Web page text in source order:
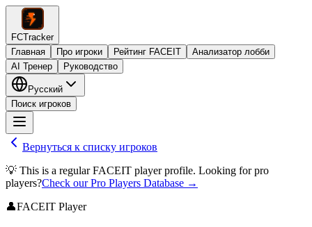
FCTracker
Главная
Про игроки Рейтинг FACEIT
Анализатор лобби
AI Тренер
Руководство
Русский
Поиск игроков
Вернуться к списку игроков
💡 This is a regular FACEIT player profile. Looking for pro
players?Check our Pro Players Database →
👤FACEIT Player